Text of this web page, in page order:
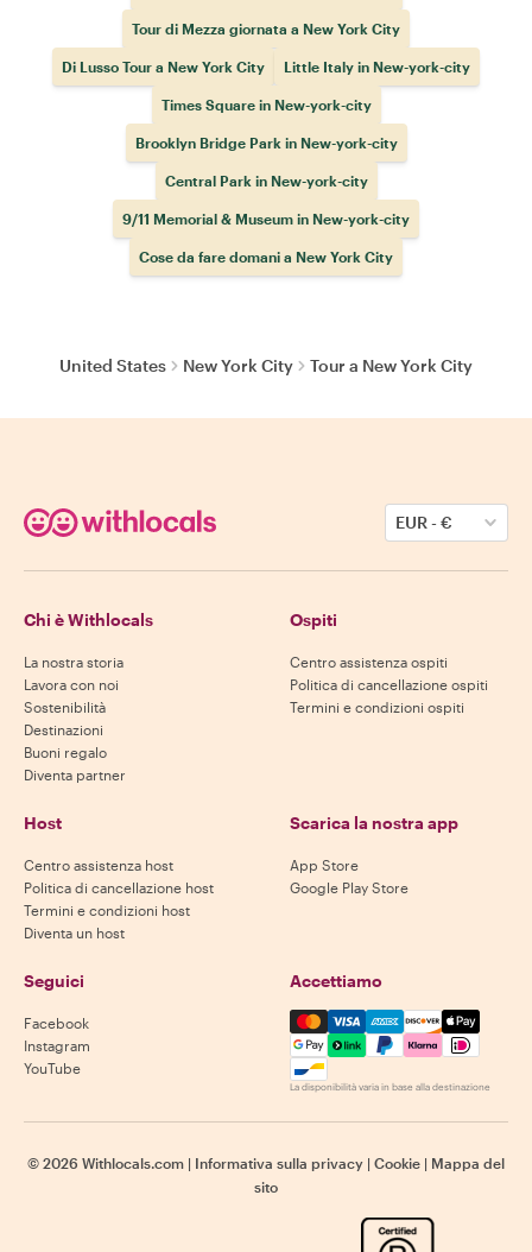
Tour di Mezza giornata a New York City
Di Lusso Tour a New York City Little Italy in New-york-city
Times Square in New-york-city
Brooklyn Bridge Park in New-york-city
Central Park in New-york-city
9/11 Memorial & Museum in New-york-city
Cose da fare domani a New York City
United States New York City Tour a New York City
EUR-€
Chi è Withlocals
La nostra storia
Lavora con noi
Sostenibilità
Destinazioni
Buoni regalo
Diventa partner
Ospiti
Centro assistenza ospiti
Politica di cancellazione ospiti
Termini e condizioni ospiti
Host
Centro assistenza host
Politica di cancellazione host
Termini e condizioni host
Diventa un host
Scarica la nostra app
App Store
Google Play Store
Seguici
Facebook
Instagram
YouTube
Accettiamo
Mastercard, Visa, Amex,
La disponibilità varia in base alla destinazione
© 2026 Withlocals.com | Informativa sulla privacy | Cookie | Mappa del
sito